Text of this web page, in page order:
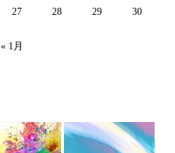
27 28 29
30
« 1月